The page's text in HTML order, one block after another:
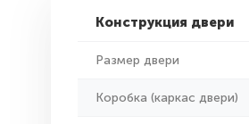
Конструкция двери
Размер двери
Коробка (каркас двери)